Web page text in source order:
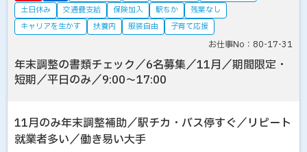
土日休み
交通費支給 保険加入 駅ちか
残業なし
キャリアを生かす
扶養内 服装自由 子育て応援
お仕事No：80-17-31
年末調整の書類チェック／6名募集／11月／期間限定・
短期／平日のみ／9:00～17:00
11月のみ年末調整補助／駅チカ・バス停すぐ／リピート
就業者多い／働き易い大手